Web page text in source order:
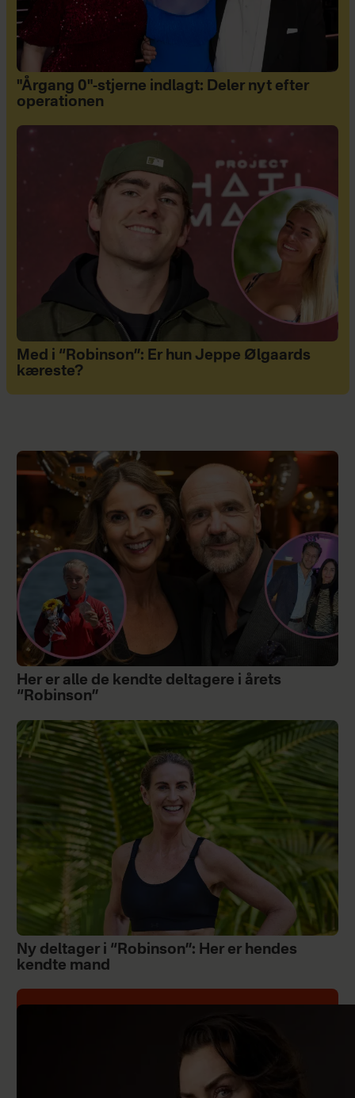
"Årgang 0"-stjerne indlagt: Deler nyt efter
operationen
Med i “Robinson”: Er hun Jeppe Ølgaards
kæreste?
Her er alle de kendte deltagere i årets
“Robinson”
Ny deltager i “Robinson”: Her er hendes
kendte mand